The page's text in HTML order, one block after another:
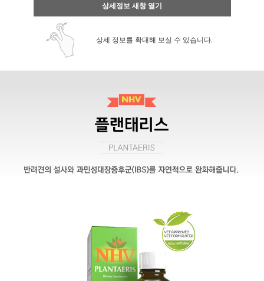
상세정보 새창 열기
상세 정보를 확대해 보실 수 있습니다.